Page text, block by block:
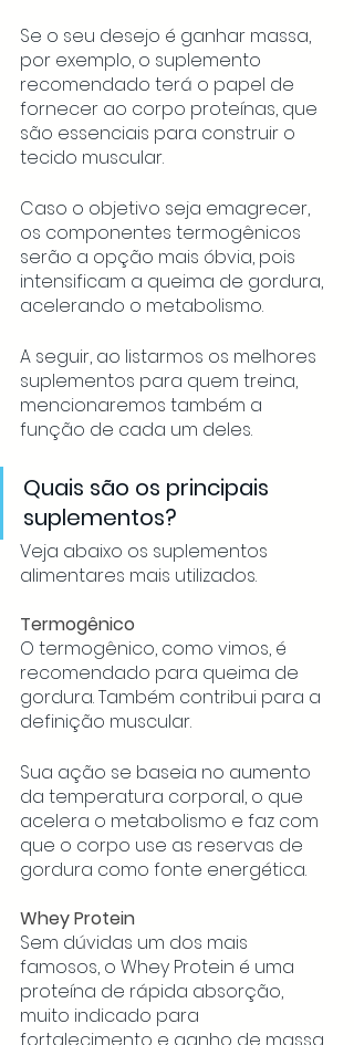
Se o seu desejo é ganhar massa,
por exemplo, o suplemento
recomendado terá o papel de
fornecer ao corpo proteínas, que
são essenciais para construir o
tecido muscular.
Caso o objetivo seja emagrecer,
os componentes termogênicos
serão a opção mais óbvia, pois
intensificam a queima de gordura,
acelerando o metabolismo.
A seguir, ao listarmos os melhores
suplementos para quem treina,
mencionaremos também a
função de cada um deles.
Quais são os principais
suplementos?
Veja abaixo os suplementos
alimentares mais utilizados.
Termogênico
O termogênico, como vimos, é
recomendado para queima de
gordura. Também contribui para a
definição muscular.
Sua ação se baseia no aumento
da temperatura corporal, o que
acelera o metabolismo e faz com
que o corpo use as reservas de
gordura como fonte energética.
Whey Protein
Sem dúvidas um dos mais
famosos, o Whey Protein é uma
proteína de rápida absorção,
muito indicado para